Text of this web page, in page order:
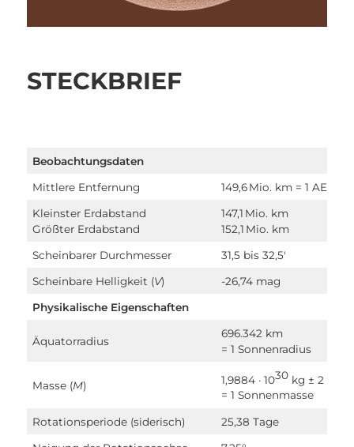
STECKBRIEF
Beobachtungsdaten
Mittlere Entfernung 149,6 Mio. km = 1 AE
Kleinster Erdabstand
Größter Erdabstand
147,1 Mio. km
152,1 Mio. km
Scheinbarer Durchmesser 31,5 bis 32,5′
Scheinbare Helligkeit (V) -26,74 mag
Physikalische Eigenschaften
Äquatorradius
696.342 km
= 1 Sonnenradius
Masse (M) 1,9884 · 1030 kg ± 2 · 10
= 1 Sonnenmasse
Rotationsperiode (siderisch) 25,38 Tage